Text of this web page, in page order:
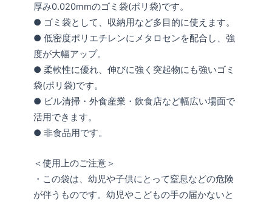
厚み0.020mmのゴミ袋(ポリ袋)です。
● ゴミ袋として、収納用など多目的に使えます。
● 低密度ポリエチレンにメタロセンを配合し、強
度が大幅アップ。
● 柔軟性に優れ、伸びに強く突起物にも強いゴミ
袋(ポリ袋)です。
● ビル清掃・外食産業・飲食店など幅広い場面で
活用できます。
● 非食品用です。
＜使用上のご注意＞
・この袋は、幼児や子供にとって窒息などの危険
が伴うものです。幼児やこどもの手の届かないと